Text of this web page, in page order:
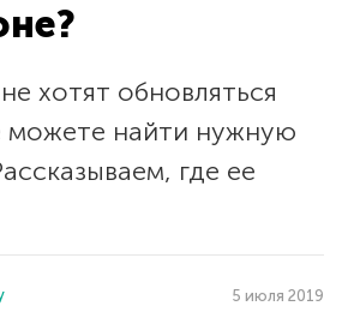
хотят обновляться
можете найти нужную
где ее
5 июля 2019